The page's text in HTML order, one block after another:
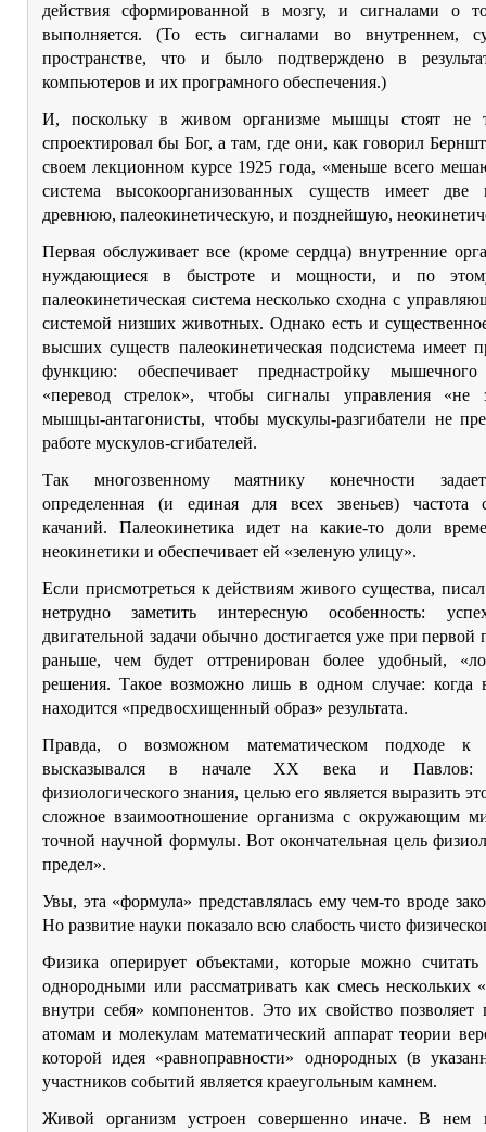
действия сформированной в мозгу, и сигналами о
выполняется. (То есть сигналами во внутреннем,
пространстве, что и было подтверждено в
компьютеров и их програмного обеспечения.)
И, поскольку в живом организме мышцы стоят не
спроектировал бы Бог, а там, где они, как говорил
своем лекционном курсе 1925 года, «меньше всего
система высокоорганизованных существ имеет две
древнюю, палеокинетическую, и позднейшую,
Первая обслуживает все (кроме сердца) внутренние
нуждающиеся в быстроте и мощности, и по
палеокинетическая система несколько сходна с
системой низших животных. Однако есть и
высших существ палеокинетическая подсистема имеет
функцию: обеспечивает преднастройку мышечного
«перевод стрелок», чтобы сигналы управления «не
мышцы-антагонисты, чтобы мускулы-разгибатели не
работе мускулов-сгибателей.
Так многозвенному маятнику конечности
определенная (и единая для всех звеньев) частота
качаний. Палеокинетика идет на какие-то доли
неокинетики и обеспечивает ей «зеленую улицу».
Если присмотреться к действиям живого существа,
нетрудно заметить интересную особенность:
двигательной задачи обычно достигается уже при первой
раньше, чем будет оттренирован более удобный,
решения. Такое возможно лишь в одном случае: когда
находится «предвосхищенный образ» результата.
Правда, о возможном математическом подходе к
высказывался в начале ХХ века и Павлов:
физиологического знания, целью его является выразить
сложное взаимоотношение организма с окружающим
точной научной формулы. Вот окончательная цель
предел».
Увы, эта «формула» представлялась ему чем-то вроде
Но развитие науки показало всю слабость чисто
Физика оперирует объектами, которые можно считать
однородными или рассматривать как смесь нескольких
внутри себя» компонентов. Это их свойство позволяет
атомам и молекулам математический аппарат теории
которой идея «равноправности» однородных (в
участников событий является краеугольным камнем.
Живой организм устроен совершенно иначе. В нем